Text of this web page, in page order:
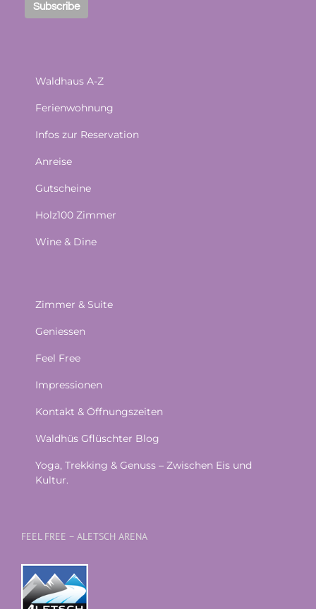
Waldhaus A-Z
Ferienwohnung
Infos zur Reservation
Anreise
Gutscheine
Holz100 Zimmer
Wine & Dine
Zimmer & Suite
Geniessen
Feel Free
Impressionen
Kontakt & Öffnungszeiten
Waldhüs Gflüschter Blog
Yoga, Trekking & Genuss – Zwischen Eis und
Kultur.
FEEL FREE – ALETSCH ARENA